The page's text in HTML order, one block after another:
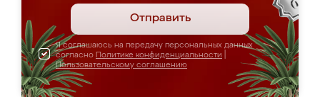
Отправить
Я соглашаюсь на передачу персональных данных
согласно Политике конфиденциальности
Пользовательскому соглашению